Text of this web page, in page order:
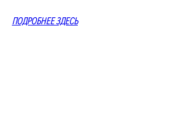
ПОДРОБНЕЕ ЗДЕСЬ